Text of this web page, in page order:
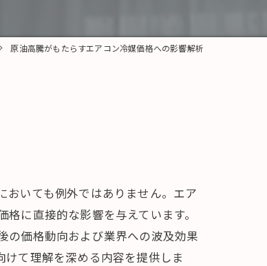
原油高騰がもたらすエアコン冷媒価格への影響解析
いても例外ではありません。エア
に直接的な影響を与えています。
の価格動向および業界への波及効果
て理解を深める内容を提供しま